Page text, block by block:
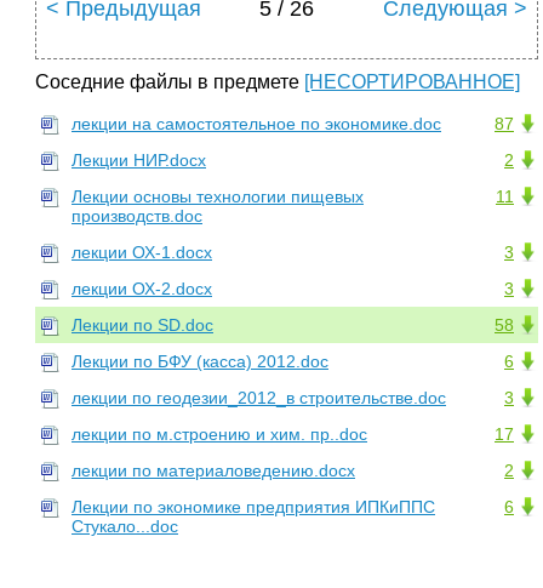
< Предыдущая 5 / 26 Следующая >
Соседние файлы в предмете [НЕСОРТИРОВАННОЕ]
87
лекции на самостоятельное по экономике.doc
2
Лекции НИР.docx
11
Лекции основы технологии пищевых
производств.doc
3
лекции ОХ-1.docx
3
лекции ОХ-2.docx
58
Лекции по SD.doc
6
Лекции по БФУ (касса) 2012.doc
3
лекции по геодезии_2012_в строительстве.doc
17
лекции по м.строению и хим. пр..doc
2
лекции по материаловедению.docx
6
Лекции по экономике предприятия ИПКиППС
Стукало...doc